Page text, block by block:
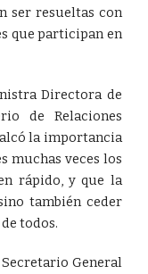
ser resueltas con
que participan en
Directora de
de Relaciones
la importancia
muchas veces los
rápido, y que la
también ceder
todos.
Secretario General